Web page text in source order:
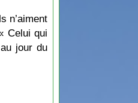
n’aiment
Celui qui
jour du